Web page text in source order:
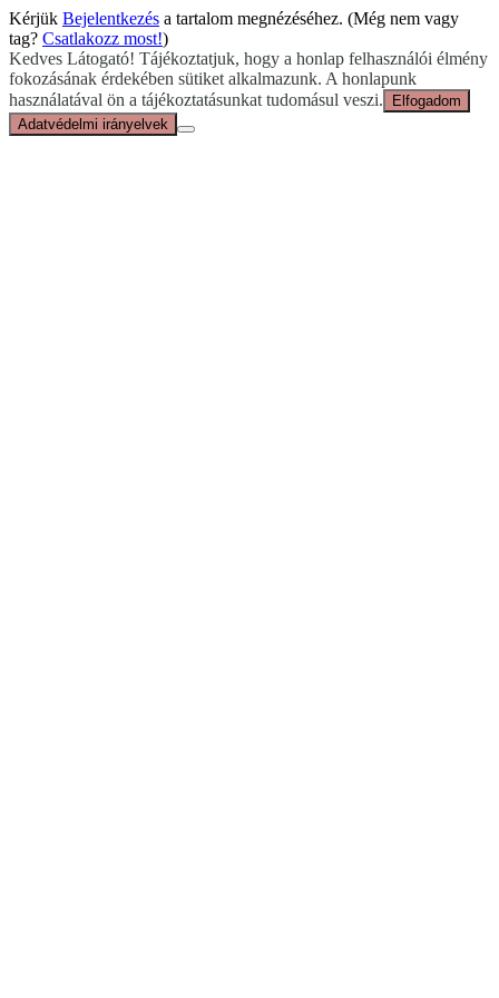
Kérjük Bejelentkezés a tartalom megnézéséhez. (Még nem vagy
tag? Csatlakozz most!)
Kedves Látogató! Tájékoztatjuk, hogy a honlap felhasználói élmény
fokozásának érdekében sütiket alkalmazunk. A honlapunk
használatával ön a tájékoztatásunkat tudomásul veszi.
Elfogadom
Adatvédelmi irányelvek